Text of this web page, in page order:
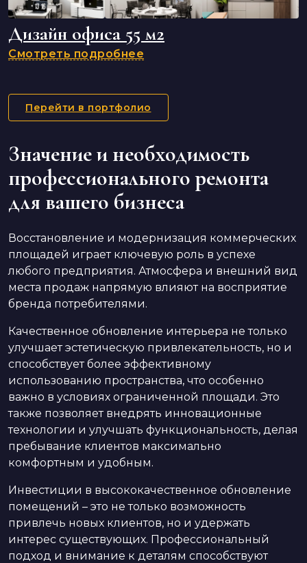
Дизайн офиса 55 м2
Смотреть подробнее
Перейти в портфолио
Значение и необходимость
профессионального ремонта
для вашего бизнеса
Восстановление и модернизация коммерческих
площадей играет ключевую роль в успехе
любого предприятия. Атмосфера и внешний вид
места продаж напрямую влияют на восприятие
бренда потребителями.
Качественное обновление интерьера не только
улучшает эстетическую привлекательность, но и
способствует более эффективному
использованию пространства, что особенно
важно в условиях ограниченной площади. Это
также позволяет внедрять инновационные
технологии и улучшать функциональность, делая
пребывание клиентов максимально
комфортным и удобным.
Инвестиции в высококачественное обновление
помещений – это не только возможность
привлечь новых клиентов, но и удержать
интерес существующих. Профессиональный
подход и внимание к деталям способствуют